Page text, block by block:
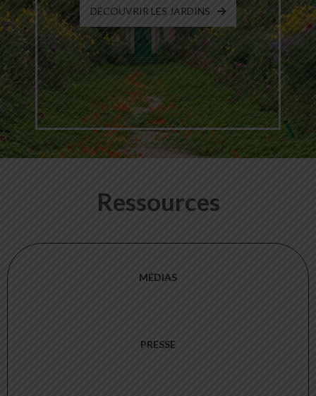
DÉCOUVRIR LES JARDINS
Ressources
MÉDIAS
PRESSE